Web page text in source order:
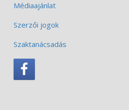
Médiaajánlat
Szerzői jogok
Szaktanácsadás